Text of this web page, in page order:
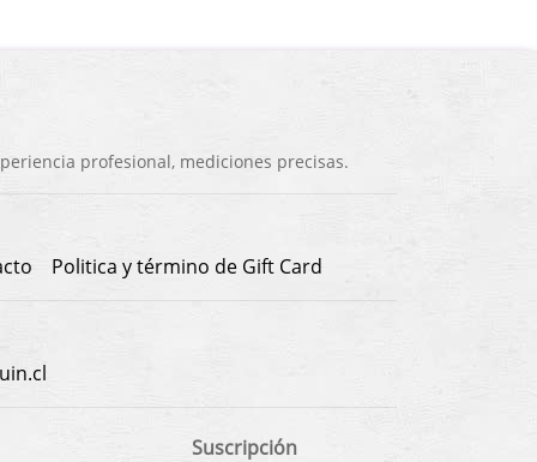
profesional, mediciones precisas.
Politica y término de Gift Card
Suscripción